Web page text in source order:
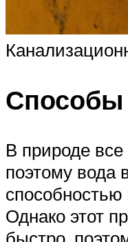
Способы
В природе
поэтому вода
Однако этот